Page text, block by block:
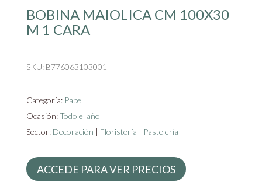
BOBINA MAIOLICA CM 100X30
M 1 CARA
SKU: B776063103001
Categoría: Papel
Ocasión:Todo el año
Sector: Decoración Floristería Pastelería
ACCEDE PARA VER PRECIOS